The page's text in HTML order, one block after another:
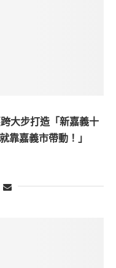
大步打造「新嘉義十
嘉義市帶動！」